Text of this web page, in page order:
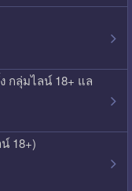
กลุ่มไลน์ 18+ แล
18+)